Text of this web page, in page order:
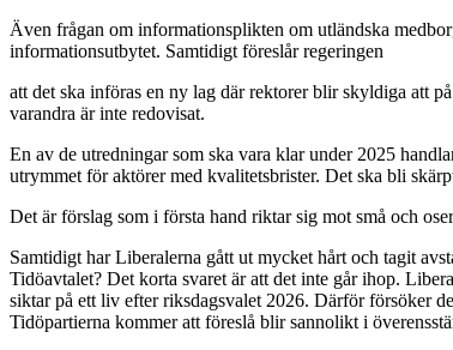
Även frågan om informationsplikten om utländska
informationsutbytet. Samtidigt föreslår regeringen
att det ska införas en ny lag där rektorer blir skyldiga att
varandra är inte redovisat.
En av de utredningar som ska vara klar under 2025
utrymmet för aktörer med kvalitetsbrister. Det ska bli
Det är förslag som i första hand riktar sig mot små och
Samtidigt har Liberalerna gått ut mycket hårt och tagit
Tidöavtalet? Det korta svaret är att det inte går ihop.
siktar på ett liv efter riksdagsvalet 2026. Därför försöker
Tidöpartierna kommer att föreslå blir sannolikt i